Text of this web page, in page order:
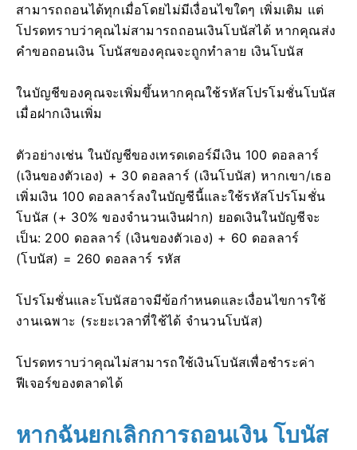
สามารถถอนได้ทุกเมื่อโดยไม่มีเงื่อนไขใดๆ เพิ่มเติม แต่
โปรดทราบว่าคุณไม่สามารถถอนเงินโบนัสได้ หากคุณส่ง
คำขอถอนเงิน โบนัสของคุณจะถูกทำลาย เงินโบนัส
ในบัญชีของคุณจะเพิ่มขึ้นหากคุณใช้รหัสโปรโมชั่นโบนัส
เมื่อฝากเงินเพิ่ม
ตัวอย่างเช่น ในบัญชีของเทรดเดอร์มีเงิน 100 ดอลลาร์
(เงินของตัวเอง) + 30 ดอลลาร์ (เงินโบนัส) หากเขา/เธอ
เพิ่มเงิน 100 ดอลลาร์ลงในบัญชีนี้และใช้รหัสโปรโมชั่น
โบนัส (+ 30% ของจำนวนเงินฝาก) ยอดเงินในบัญชีจะ
เป็น: 200 ดอลลาร์ (เงินของตัวเอง) + 60 ดอลลาร์
(โบนัส) = 260 ดอลลาร์ รหัส
โปรโมชั่นและโบนัสอาจมีข้อกำหนดและเงื่อนไขการใช้
งานเฉพาะ (ระยะเวลาที่ใช้ได้ จำนวนโบนัส)
โปรดทราบว่าคุณไม่สามารถใช้เงินโบนัสเพื่อชำระค่า
ฟีเจอร์ของตลาดได้
หากฉันยกเลิกการถอนเงิน โบนัส